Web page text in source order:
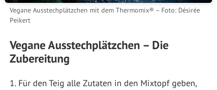
Vegane Ausstechplätzchen mit dem Thermomix® – Foto: Désirée
Peikert
Vegane Ausstechplätzchen – Die
Zubereitung
Für den Teig alle Zutaten in den Mixtopf geben,